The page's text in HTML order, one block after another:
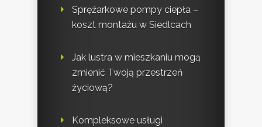
Sprężarkowe pompy ciepła –
koszt montażu w Siedlcach
Jak lustra w mieszkaniu mogą
zmienić Twoją przestrzeń
życiową?
Kompleksowe usługi